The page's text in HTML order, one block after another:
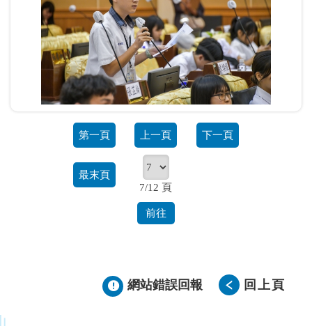
第一頁 上一頁 下一頁
最末頁
7/12 頁
前往
網站錯誤回報 回上頁